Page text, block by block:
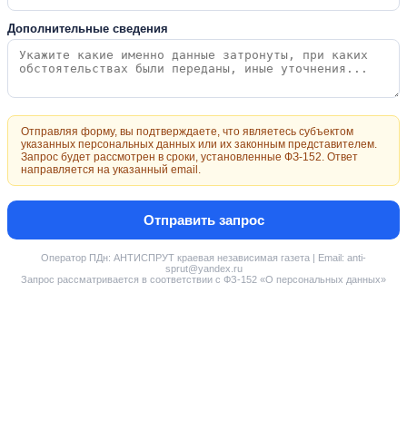
Дополнительные сведения
Отправляя форму, вы подтверждаете, что являетесь субъектом
указанных персональных данных или их законным представителем.
Запрос будет рассмотрен в сроки, установленные ФЗ-152. Ответ
направляется на указанный email.
Отправить запрос
Оператор ПДн: АНТИСПРУТ краевая независимая газета | Email: anti-
sprut@yandex.ru
Запрос рассматривается в соответствии с ФЗ-152 «О персональных данных»